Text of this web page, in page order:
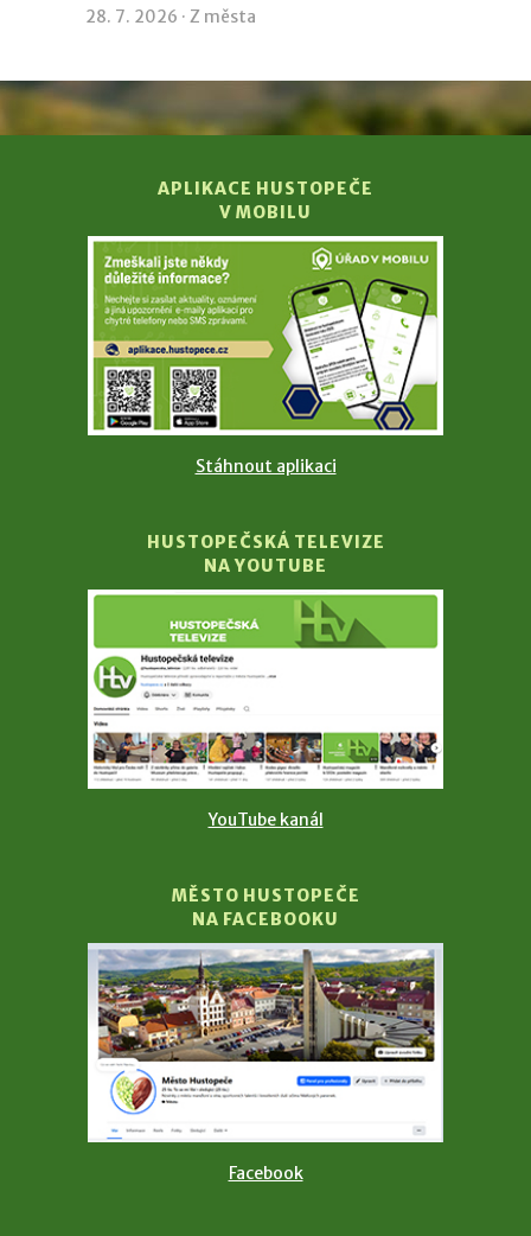
28. 7. 2026 · Z města
APLIKACE HUSTOPEČE
V MOBILU
Stáhnout aplikaci
HUSTOPEČSKÁ TELEVIZE
NA YOUTUBE
YouTube kanál
MĚSTO HUSTOPEČE
NA FACEBOOKU
Facebook